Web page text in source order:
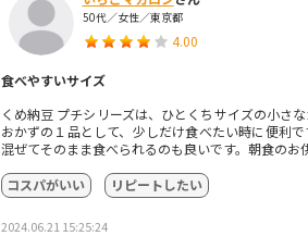
50代／女性／東京都
4.00
食べやすいサイズ
くめ納豆 プチシリーズは、ひとくちサイズの小さ
おかずの１品として、少しだけ食べたい時に便利
混ぜてそのまま食べられるのも良いです。朝食のお
コスパがいい
リピートしたい
2024.06.21 15:25:24